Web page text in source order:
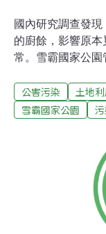
國內研究調查發
的廚餘，影響原
常。雪霸國家公園
究團隊，進行雪
象、水文及動植物
發現，高海拔地
情況，且佔食物
餘的行為，嚴重
食天性，許多原
族群量，危及自
表示，雪山向來
公害污染 土地
雪霸國家公園